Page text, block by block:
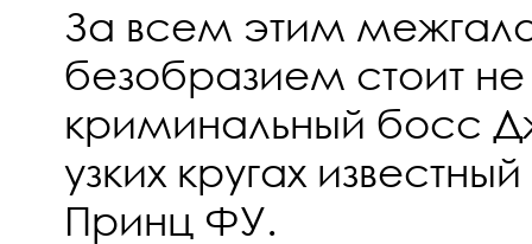
За всем этим
безобразием стоит не
криминальный босс
узких кругах
Принц ФУ.